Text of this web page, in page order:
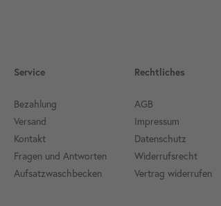
Service
Bezahlung
Versand
Kontakt
Fragen und Antworten
Aufsatzwaschbecken
Rechtliches
AGB
Impressum
Datenschutz
Widerrufsrecht
Vertrag widerrufen